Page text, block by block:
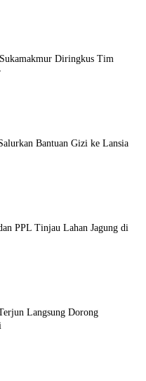
Diringkus Tim
Bantuan Gizi ke Lansia
PPL Tinjau Lahan Jagung di
Langsung Dorong